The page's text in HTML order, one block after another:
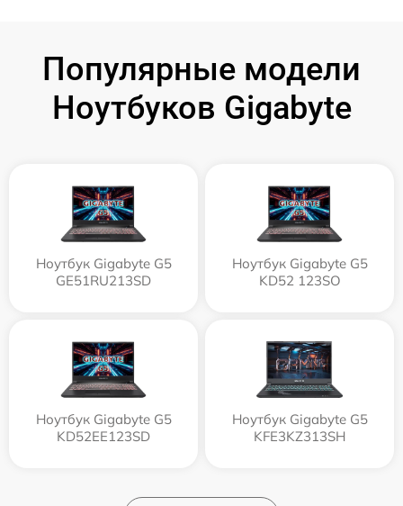
Популярные модели
Ноутбуков Gigabyte
Ноутбук Gigabyte G5
GE51RU213SD
Ноутбук Gigabyte G5
KD52 123SO
Ноутбук Gigabyte G5
KD52EE123SD
Ноутбук Gigabyte G5
KFE3KZ313SH